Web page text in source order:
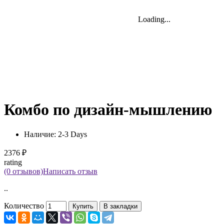
Loading...
Loading...
Loading...
Комбо по дизайн-мышлению
Наличие: 2-3 Days
2376 ₽
rating
(0 отзывов)Написать отзыв
..
Количество Купить В закладки